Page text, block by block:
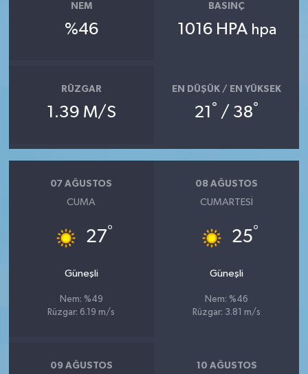
NEM
%46
BASINÇ
1016 HPA hpa
RÜZGAR
1.39 M/S
EN DÜŞÜK / EN YÜKSEK
21 ° / 38°
07 AĞUSTOS
CUMA
27°
Güneşli
Nem: %49
Rüzgar: 6.19 m/s
08 AĞUSTOS
CUMARTESI
25°
Güneşli
Nem: %46
Rüzgar: 3.81 m/s
09 AĞUSTOS 10 AĞUSTOS